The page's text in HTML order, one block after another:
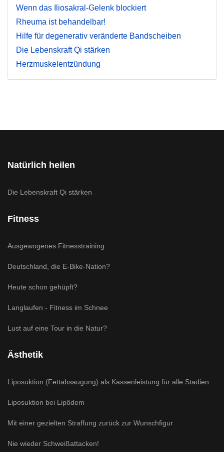
Wenn das Iliosakral-Gelenk blockiert
Rheuma ist behandelbar!
Hilfe für degenerativ veränderte Bandscheiben
Die Lebenskraft Qi stärken
Herzmuskelentzündung
Natürlich heilen
Die Lebenskraft Qi stärken
Fitness
Ausgewogenes Fitnesstraining
Deutschland, die E-Bike-Nation?
Heute schon gehüpft?
Langlaufen - Fitness im Schnee
Lust auf eine Tour in die Natur?
Ästhetik
Liposuktion (Fettabsaugung) als Kassenleistung für alle Stadien
Liposuktion bei Lipödem
Mit einer gezielten Straffung zurück zur Wunschfigur
Nie wieder Schweißattacken!